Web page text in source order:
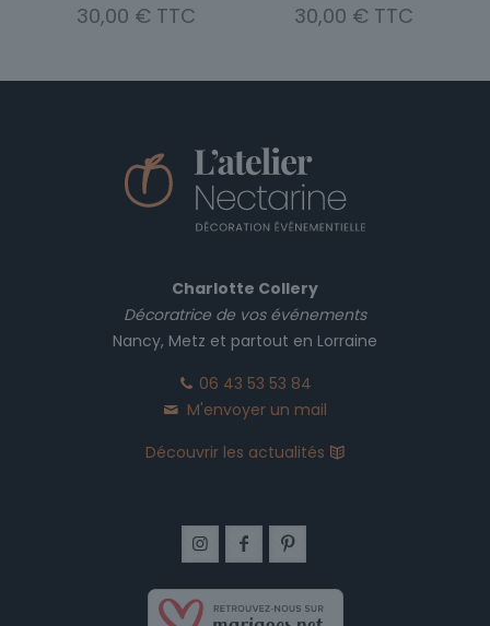
la
du
30,00 €
30,00 €
Charlotte Collery
Décoratrice de vos événements
Nancy, Metz et partout en Lorraine
06 43 53 53 84
M'envoyer un mail
Découvrir les actualités